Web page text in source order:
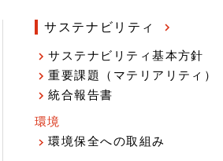
サステナビリティ
サステナビリティ基本方針
重要課題（マテリアリティ）
統合報告書
環境
環境保全への取組み